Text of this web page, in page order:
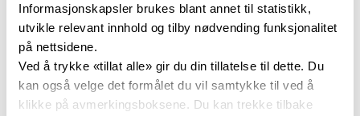
Informasjonskapsler brukes blant annet til statistikk,
utvikle relevant innhold og tilby nødvending funksjonalitet
på nettsidene.
Ved å trykke «tillat alle» gir du din tillatelse til dette. Du
kan også velge det formålet du vil samtykke til ved å
klikke på avmerkingsboksene. Du kan trekke tilbake
Følge opp forvaltningsansvaret for
signalanlegg
Søke om vedtak på signalanlegg
Utarbeide og vurdere planer for nye og
endrede signalanlegg
Sikre hensiktsmessig bruk av signalregulering